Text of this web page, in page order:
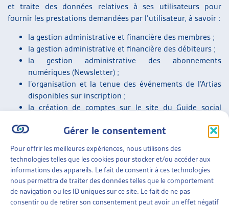
Gérer le consentement
Pour offrir les meilleures expériences, nous utilisons des
technologies telles que les cookies pour stocker et/ou accéder aux
informations des appareils. Le fait de consentir à ces technologies
nous permettra de traiter des données telles que le comportement
de navigation ou les ID uniques sur ce site. Le fait de ne pas
consentir ou de retirer son consentement peut avoir un effet négatif
et traite des données relatives à ses utilisateurs pour
fournir les prestations demandées par l’utilisateur, à savoir :
la gestion administrative et financière des membres ;
la gestion administrative et financière des débiteurs ;
la gestion administrative des abonnements
numériques (Newsletter) ;
l’organisation et la tenue des événements de l’Artias
disponibles sur inscription ;
la création de comptes sur le site du Guide social
la notification automatique des mises à jour des fiches
le traitement et la gestion des demandes effectuées
par téléphone ou envoyées par courrier postal ou
électronique ainsi que via les formulaires présents sur
le site du Guide social romand ;
l’enregistrement des traces de connexion sur les sites